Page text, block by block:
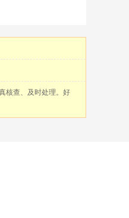
核查、及时处理。好